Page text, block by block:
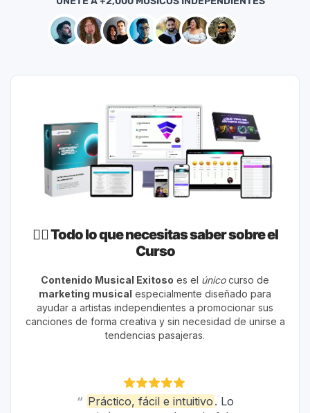
👇🏼 Todo lo que necesitas saber sobre el
Curso
Contenido Musical Exitoso es el únicocurso de
marketing musical especialmente diseñado para
ayudar a artistas independientes a promocionar sus
canciones de forma creativa y sin necesidad de unirse a
tendencias pasajeras.